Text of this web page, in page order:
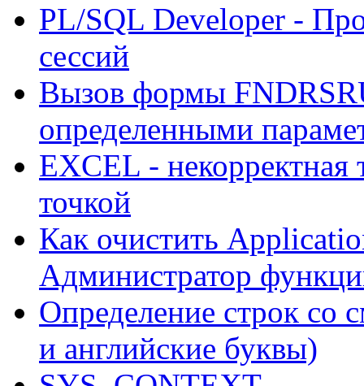
PL/SQL Developer -
сессий
Вызов формы
определенными
EXCEL - некорректная
точкой
Как очистить
Администратор
Определение строк со
и английские буквы)